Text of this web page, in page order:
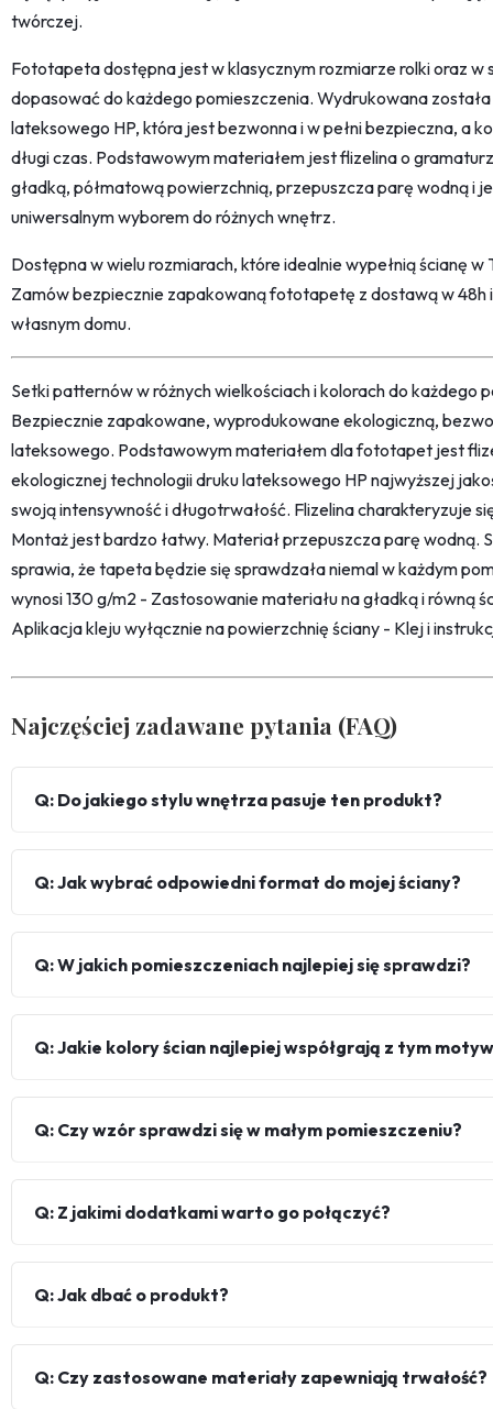
twórczej.
Fototapeta dostępna jest w klasycznym rozmiarze rolki oraz
dopasować do każdego pomieszczenia. Wydrukowana
lateksowego HP, która jest bezwonna i w pełni bezpieczna, a
długi czas. Podstawowym materiałem jest flizelina o
gładką, półmatową powierzchnią, przepuszcza parę wodną i
uniwersalnym wyborem do różnych wnętrz.
Dostępna w wielu rozmiarach, które idealnie wypełnią ścianę w
Zamów bezpiecznie zapakowaną fototapetę z dostawą w 48h
własnym domu.
Setki patternów w różnych wielkościach i kolorach do każdego
Bezpiecznie zapakowane, wyprodukowane ekologiczną,
lateksowego. Podstawowym materiałem dla fototapet jest
ekologicznej technologii druku lateksowego HP najwyższej
swoją intensywność i długotrwałość. Flizelina charakteryzuje
Montaż jest bardzo łatwy. Materiał przepuszcza parę wodną.
sprawia, że tapeta będzie się sprawdzała niemal w każdym
wynosi 130 g/m2 - Zastosowanie materiału na gładką i równą
Aplikacja kleju wyłącznie na powierzchnię ściany - Klej i
Najczęściej zadawane pytania (FAQ)
Q: Do jakiego stylu wnętrza pasuje ten produkt?
Q: Jak wybrać odpowiedni format do mojej ściany?
Q: W jakich pomieszczeniach najlepiej się sprawdzi?
Q: Jakie kolory ścian najlepiej współgrają z tym
Q: Czy wzór sprawdzi się w małym pomieszczeniu?
Q: Z jakimi dodatkami warto go połączyć?
Q: Jak dbać o produkt?
Q: Czy zastosowane materiały zapewniają trwałość?